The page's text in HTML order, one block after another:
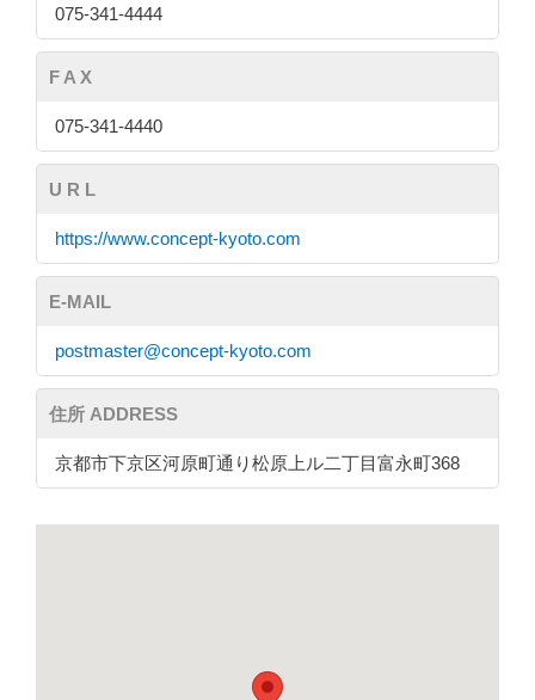
075-341-4444
F A X
075-341-4440
U R L
https://www.concept-kyoto.com
E-MAIL
postmaster@concept-kyoto.com
住所 ADDRESS
京都市下京区河原町通り松原上ル二丁目富永町368